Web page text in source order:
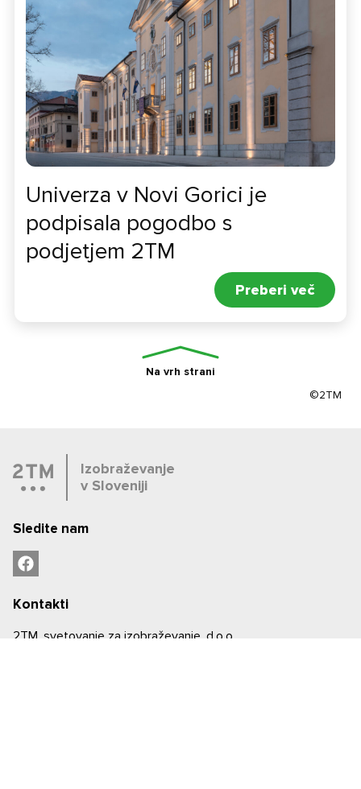
Univerza v Novi Gorici je
podpisala pogodbo s
podjetjem 2TM
Preberi več
Na vrh strani
©2TM
Izobraževanje
v Sloveniji
Sledite nam
Kontakti
2TM, svetovanje za izobraževanje, d.o.o.